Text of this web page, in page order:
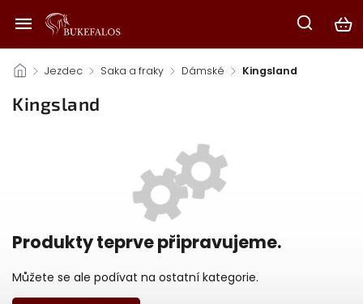
/ Jezdec / Saka a fraky / Dámské / Kingsland
Kingsland
Produkty teprve připravujeme.
Můžete se ale podívat na ostatní kategorie.